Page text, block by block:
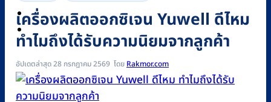
0
เครื่องผลิตออกซิเจน Yuwell ดีไหม
ทำไมถึงได้รับความนิยมจากลูกค้า
อัปเดตล่าสุด 28 กรกฎาคม 2569 Rakmor.com